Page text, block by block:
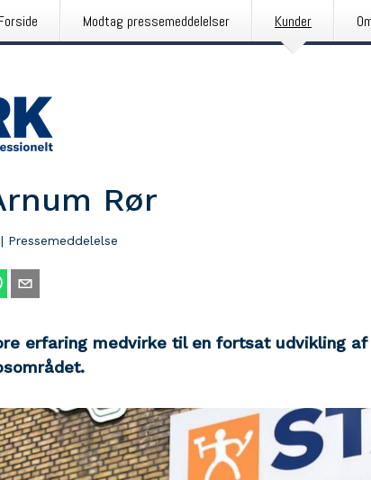
Modtag pressemeddelelser Kunder
Rør
| Pressemeddelelse
erfaring medvirke til en fortsat udvikling af